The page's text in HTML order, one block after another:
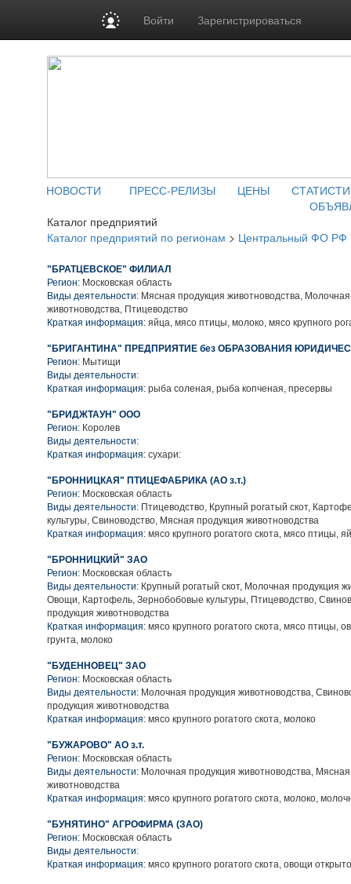
Войти Зарегистрироваться
НОВОСТИ ПРЕСС-РЕЛИЗЫ ЦЕНЫ
Каталог предприятий
Каталог предприятий по регионам > Центральный ФО РФ
"БРАТЦЕВСКОЕ" ФИЛИАЛ
Регион: Московская область
Виды деятельности: Мясная продукция животноводства,
животноводства, Птицеводство
Краткая информация: яйца, мясо птицы, молоко, мясо крупного
"БРИГАНТИНА" ПРЕДПРИЯТИЕ без ОБРАЗОВАНИЯ
Регион: Мытищи
Виды деятельности:
Краткая информация: рыба соленая, рыба копченая, пресервы
"БРИДЖТАУН" ООО
Регион: Королев
Виды деятельности:
Краткая информация: сухари:
"БРОННИЦКАЯ" ПТИЦЕФАБРИКА (АО з.т.)
Регион: Московская область
Виды деятельности: Птицеводство, Крупный рогатый скот,
культуры, Свиноводство, Мясная продукция животноводства
Краткая информация: мясо крупного рогатого скота, мясо птицы,
"БРОННИЦКИЙ" ЗАО
Регион: Московская область
Виды деятельности: Крупный рогатый скот, Молочная продукция
Овощи, Картофель, Зернобобовые культуры, Птицеводство,
продукция животноводства
Краткая информация: мясо крупного рогатого скота, мясо птицы,
грунта, молоко
"БУДЕННОВЕЦ" ЗАО
Регион: Московская область
Виды деятельности: Молочная продукция животноводства,
продукция животноводства
Краткая информация: мясо крупного рогатого скота, молоко
"БУЖАРОВО" АО з.т.
Регион: Московская область
Виды деятельности: Молочная продукция животноводства,
животноводства
Краткая информация: мясо крупного рогатого скота, молоко,
"БУНЯТИНО" АГРОФИРМА (ЗАО)
Регион: Московская область
Виды деятельности:
Краткая информация: мясо крупного рогатого скота, овощи